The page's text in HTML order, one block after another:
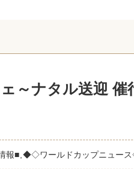
～ナタル送迎 催
報■,◆◇ワールドカップニュー